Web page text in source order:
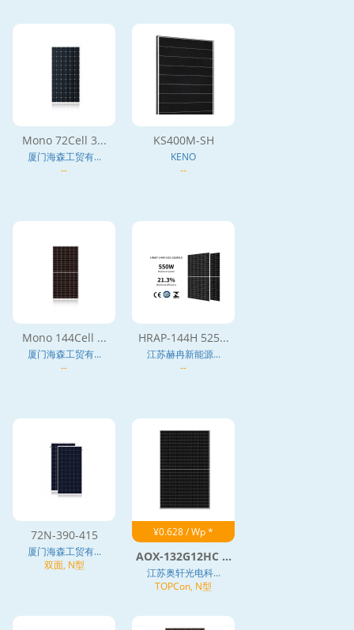
Mono 72Cell 3...
厦门海森工贸有...
--
KS400M-SH
KENO
--
Mono 144Cell ...
厦门海森工贸有...
--
HRAP-144H 525...
江苏赫冉新能源...
--
72N-390-415
厦门海森工贸有...
双面, N型
¥0.628 / Wp *
AOX-132G12HC ...
江苏奥轩光电科...
TOPCon, N型